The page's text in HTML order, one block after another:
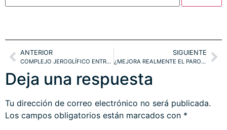
ANTERIOR
COMPLEJO JEROGLÍFICO ENTRE ESTÍMULOS, ECONOMÍA, INFLACIÓN y MERCADOS. DÓLAR Y BOLSAS
SIGUIENTE
¿MEJORA REALMENTE EL PARO USA?. RATIO BUFFETT, CRUDO y BOLSAS. ESTRATEGIAS
Deja una respuesta
Tu dirección de correo electrónico no será publicada.
Los campos obligatorios están marcados con *